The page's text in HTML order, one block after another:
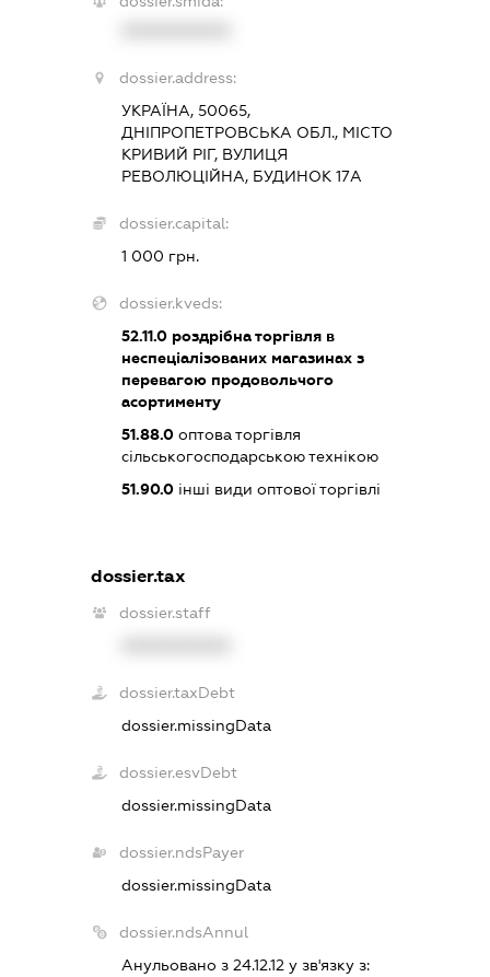
dossier.address:
УКРАЇНА, 50065,
ДНІПРОПЕТРОВСЬКА ОБЛ., МІСТО
КРИВИЙ РІГ, ВУЛИЦЯ
РЕВОЛЮЦІЙНА, БУДИНОК 17А
dossier.capital:
1 000 грн.
dossier.kveds:
52.11.0роздрібна торгівля в
неспеціалізованих магазинах з
перевагою продовольчого
асортименту
51.88.0оптова торгівля
сільськогосподарською технікою
51.90.0інші види оптової торгівлі
dossier.tax
dossier.staff
dossier.taxDebt
dossier.missingData
dossier.esvDebt
dossier.missingData
dossier.ndsPayer
dossier.missingData
dossier.ndsAnnul
Анульовано з 24.12.12 у зв'язку з: